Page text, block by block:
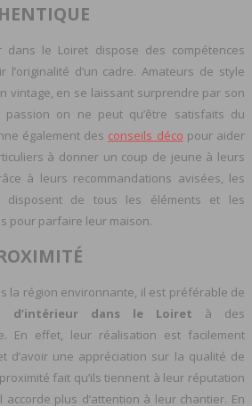
dans le Loiret dispose des compétences
l’originalité d’un cadre. Amateurs de style
vintage, en se laissant surprendre par son
passion on ne peut qu’être satisfaits du
également des conseils déco pour aider
à donner un coup de jeune à leurs
à leurs recommandations avisées, les
disposent de tous les éléments et les
pour parfaire leur maison.
la région environnante, il est préférable de
d’intérieur dans le Loiret à des
En effet, leur réalisation est facilement
d’avoir une appréciation sur la qualité de
fait qu’ils tiennent à leur réputation
plus d’attention à leur chantier. En